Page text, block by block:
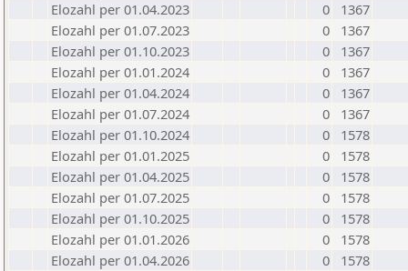
Elozahl per 01.04.2023
0
1367
Elozahl per 01.07.2023
0
1367
Elozahl per 01.10.2023
0
1367
Elozahl per 01.01.2024
0
1367
Elozahl per 01.04.2024
0
1367
Elozahl per 01.07.2024
0
1367
Elozahl per 01.10.2024
0
1578
Elozahl per 01.01.2025
0
1578
Elozahl per 01.04.2025
0
1578
Elozahl per 01.07.2025
0
1578
Elozahl per 01.10.2025
0
1578
Elozahl per 01.01.2026
0
1578
Elozahl per 01.04.2026
0
1578